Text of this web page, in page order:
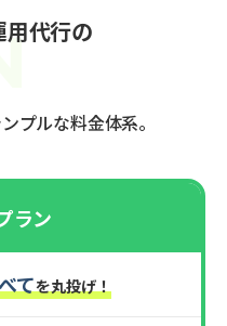
代行の
プルな料金体系。
ラン
てを丸投げ！